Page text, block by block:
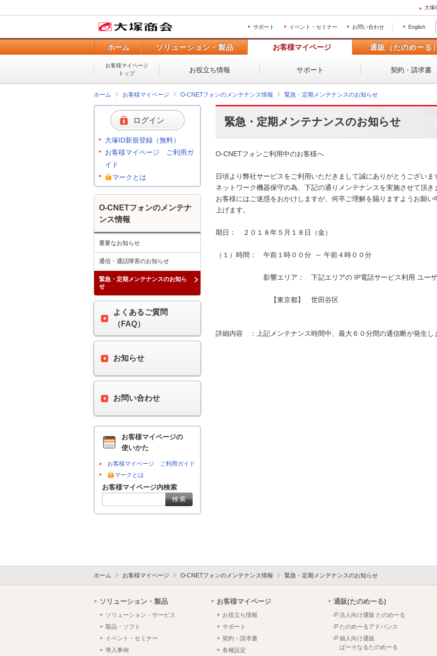
大塚
サポート イベント・セミナー お問い合わせ English
ホーム ソリューション・製品 お客様マイページ 通販（たのめーる）
お客様マイページ
トップ
お役立ち情報 サポート 契約・請求書
ホーム お客様マイページ O-CNETフォンのメンテナンス情報 緊急・定期メンテナンスのお知らせ
緊急・定期メンテナンスのお知らせ
O-CNETフォンご利用中のお客様へ
日頃より弊社サービスをご利用いただきまして誠にありがとうございま
ネットワーク機器保守の為、下記の通りメンテナンスを実施させて頂き
お客様にはご迷惑をおかけしますが、何卒ご理解を賜りますようお願い
上げます。
期日：　２０１８年５月１８日（金）
（１）時間：　午前１時００分  ～ 午前４時００分
影響エリア：　下記エリアの IP電話サービス利用 ユー
【東京都】　
詳細内容　：上記メンテナンス時間中、最大６０分間の通信断が発生し
ログイン
大塚ID新規登録（無料）
お客様マイページ ご利用ガ
イド
マークとは
O-CNETフォンのメンテナ
ンス情報
重要なお知らせ
通信・通話障害のお知らせ
緊急・定期メンテナンスのお知ら
せ
よくあるご質問
（FAQ）
お知らせ
お問い合わせ
お客様マイページの
使いかた
お客様マイページ ご利用ガイド
マークとは
お客様マイページ内検索
ホーム お客様マイページ O-CNETフォンのメンテナンス情報 緊急・定期メンテナンスのお知らせ
ソリューション・製品
ソリューション・サービス
製品・ソフト
イベント・セミナー
導入事例
お客様マイページ
お役立ち情報
サポート
契約・請求書
各種設定
通販(たのめーる)
法人向け通販 たのめーる
たのめーるアドバンス
個人向け通販
ぱーそなるたのめーる